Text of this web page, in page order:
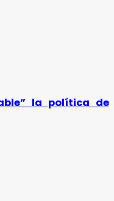
la política de